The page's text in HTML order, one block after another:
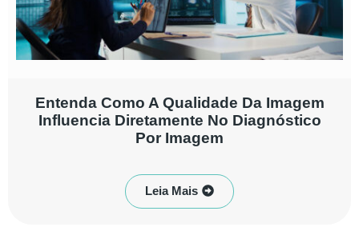
Entenda Como A Qualidade Da Imagem
Influencia Diretamente No Diagnóstico
Por Imagem
Leia Mais